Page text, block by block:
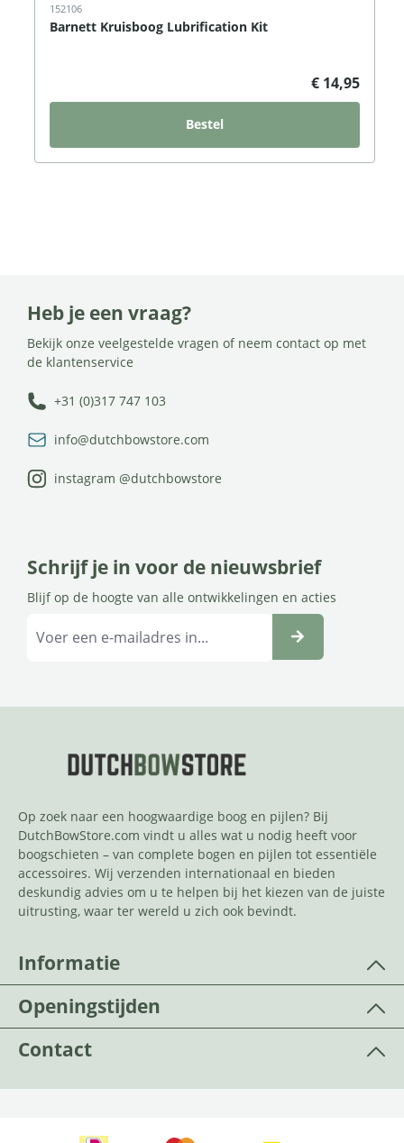
152106
Barnett Kruisboog Lubrification Kit
€ 14,95
Bestel
Heb je een vraag?
Bekijk onze veelgestelde vragen of neem contact op met
de klantenservice
+31 (0)317 747 103
info@dutchbowstore.com
instagram @dutchbowstore
Schrijf je in voor de nieuwsbrief
Blijf op de hoogte van alle ontwikkelingen en acties
Contact
Op zoek naar een hoogwaardige boog en pijlen? Bij
DutchBowStore.com vindt u alles wat u nodig heeft voor
boogschieten – van complete bogen en pijlen tot essentiële
accessoires. Wij verzenden internationaal en bieden
deskundig advies om u te helpen bij het kiezen van de juiste
uitrusting, waar ter wereld u zich ook bevindt.
Informatie
Openingstijden